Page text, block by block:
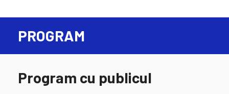
PROGRAM
Program cu publicul